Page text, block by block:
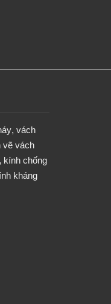
, vách
vẽ vách
kính chống
kháng